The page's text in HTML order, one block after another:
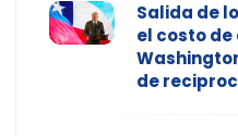
Salida de
el costo
de